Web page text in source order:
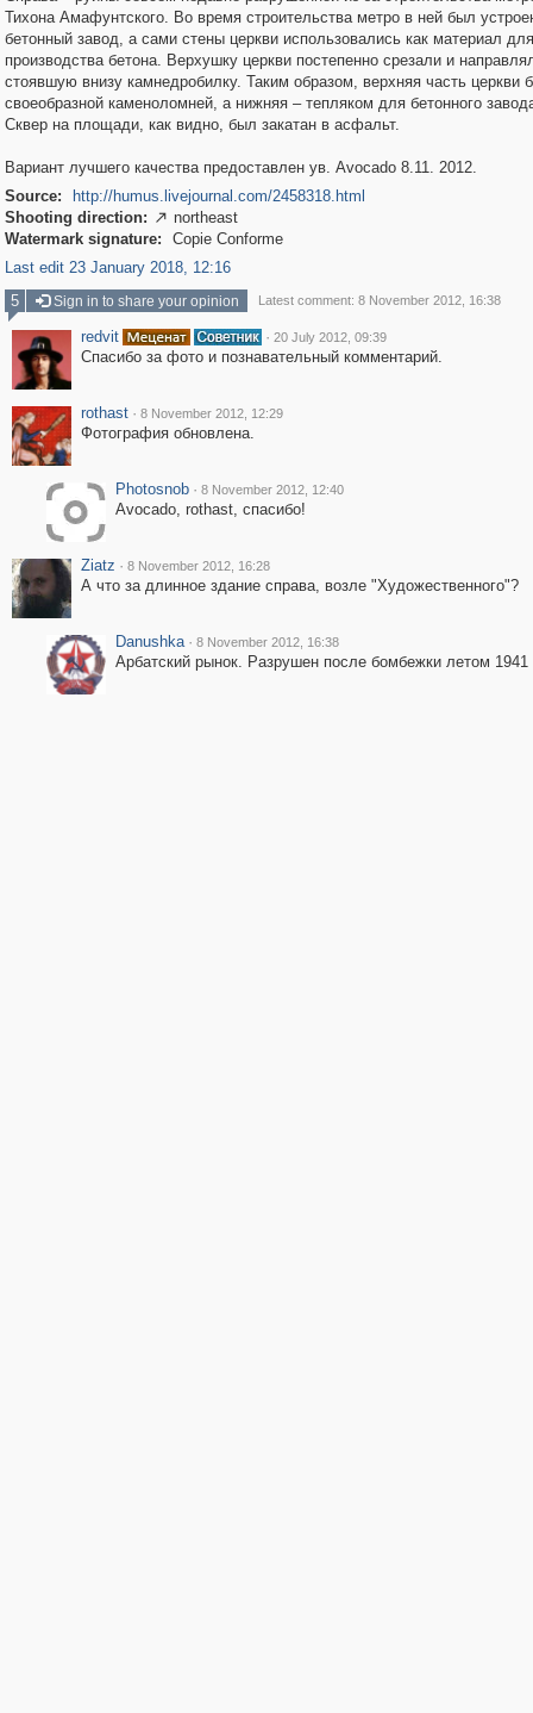
Тихона Амафунтского. Во время строительства метро в ней был
бетонный завод, а сами стены церкви использовались как материал для
производства бетона. Верхушку церкви постепенно срезали и
стоявшую внизу камнедробилку. Таким образом, верхняя часть церкви
своеобразной каменоломней, а нижняя – тепляком для бетонного
Сквер на площади, как видно, был закатан в асфальт.
Вариант лучшего качества предоставлен ув. Avocado 8.11. 2012.
Source:
http://humus.livejournal.com/2458318.html
Shooting direction:  northeast
Watermark signature:
Copie Conforme
Last edit 23 January 2018, 12:16
5
Sign in to share your opinion Latest comment: 8 November 2012, 16:38
redvit · 20 July 2012, 09:39
Спасибо за фото и познавательный комментарий.
rothast · 8 November 2012, 12:29
Фотография обновлена.
Photosnob · 8 November 2012, 12:40
Avocado, rothast, cпасибо!
Ziatz · 8 November 2012, 16:28
А что за длинное здание справа, возле "Художественного"?
Danushka · 8 November 2012, 16:38
Арбатский рынок. Разрушен после бомбежки летом 1941